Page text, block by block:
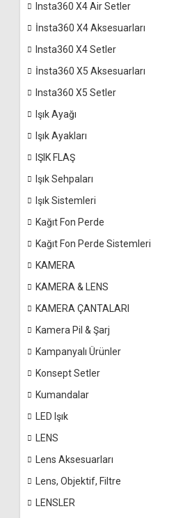
Insta360 X4 Air Setler
İnsta360 X4 Aksesuarları
Insta360 X4 Setler
İnsta360 X5 Aksesuarları
Insta360 X5 Setler
Işık Ayağı
Işık Ayakları
IŞIK FLAŞ
Işık Sehpaları
Işık Sistemleri
Kağıt Fon Perde
Kağıt Fon Perde Sistemleri
KAMERA
KAMERA & LENS
KAMERA ÇANTALARI
Kamera Pil & Şarj
Kampanyalı Ürünler
Konsept Setler
Kumandalar
LED Işık
LENS
Lens Aksesuarları
Lens, Objektif, Filtre
LENSLER